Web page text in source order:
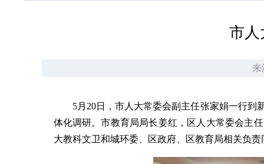
市人
来
5月20日，市人大常委会副主任张家娟一行
体化调研。市教育局局长姜红，区人大常委会主
大教科文卫和城环委、区政府、区教育局相关负